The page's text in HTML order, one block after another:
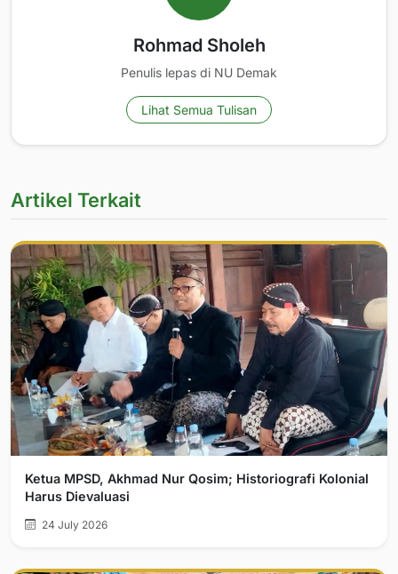
Rohmad Sholeh
Penulis lepas di NU Demak
Lihat Semua Tulisan
Artikel Terkait
Ketua MPSD, Akhmad Nur Qosim; Historiografi Kolonial
Harus Dievaluasi
24 July 2026